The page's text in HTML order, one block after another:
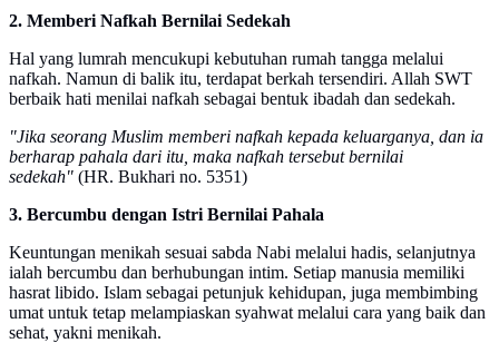
2. Memberi Nafkah Bernilai Sedekah
Hal yang lumrah mencukupi kebutuhan rumah tangga melalui
nafkah. Namun di balik itu, terdapat berkah tersendiri. Allah SWT
berbaik hati menilai nafkah sebagai bentuk ibadah dan sedekah.
"Jika seorang Muslim memberi nafkah kepada keluarganya, dan ia
berharap pahala dari itu, maka nafkah tersebut bernilai
sedekah" (HR. Bukhari no. 5351)
3. Bercumbu dengan Istri Bernilai Pahala
Keuntungan menikah sesuai sabda Nabi melalui hadis, selanjutnya
ialah bercumbu dan berhubungan intim. Setiap manusia memiliki
hasrat libido. Islam sebagai petunjuk kehidupan, juga membimbing
umat untuk tetap melampiaskan syahwat melalui cara yang baik dan
sehat, yakni menikah.